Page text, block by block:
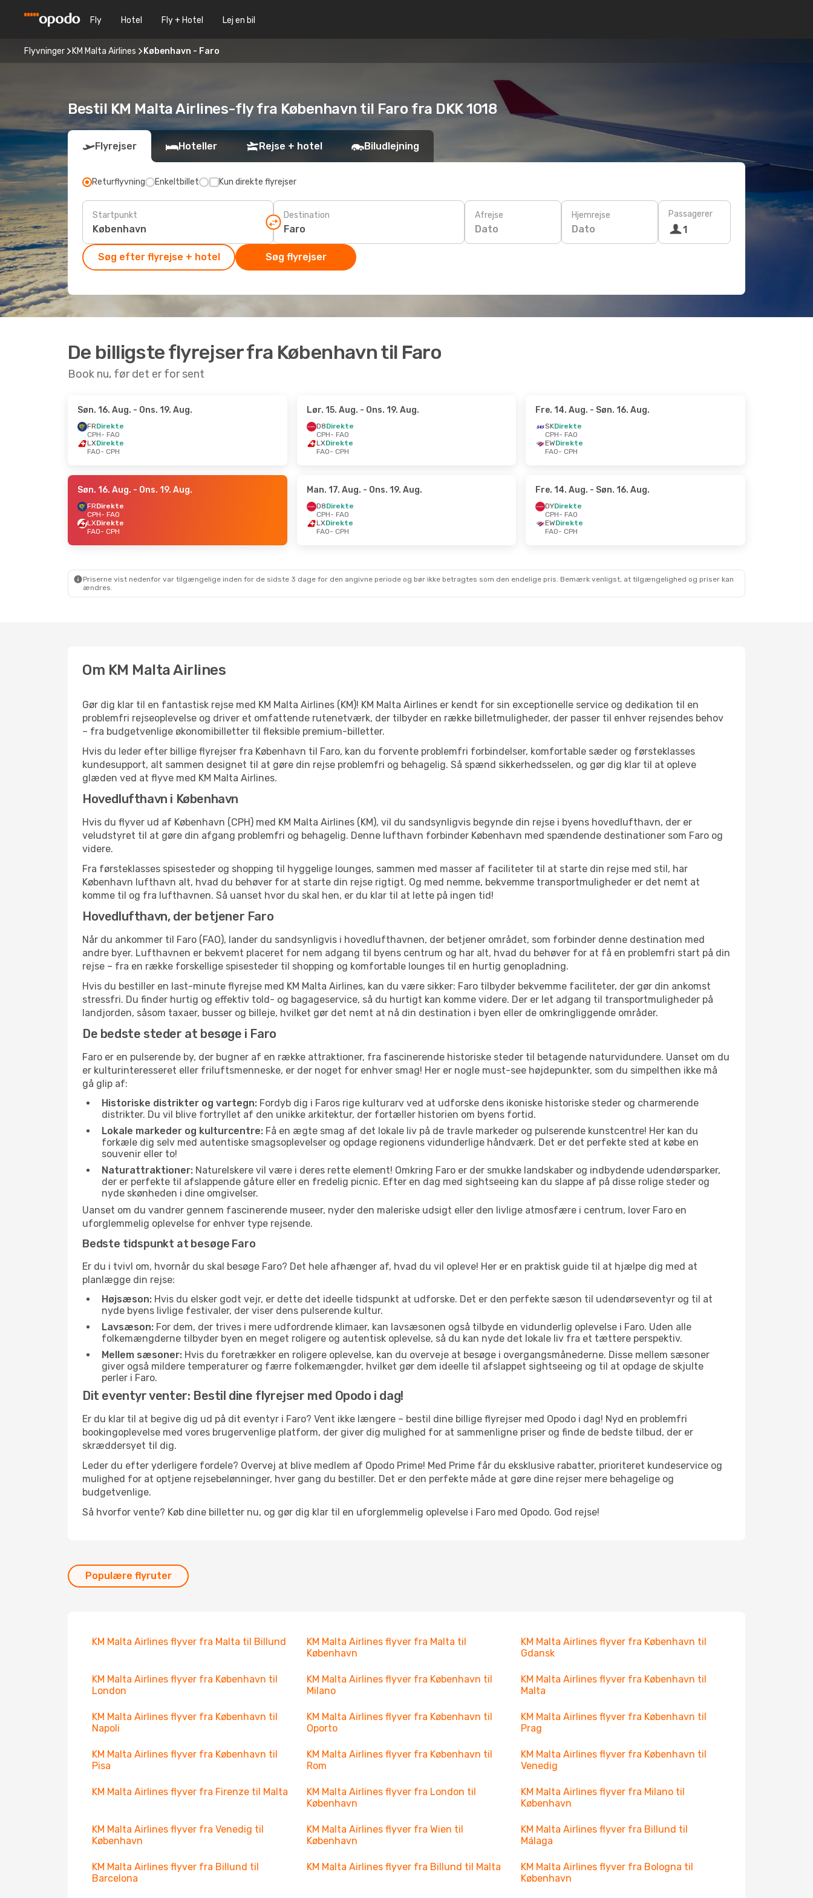
Fly Hotel Fly + Hotel Lej en bil
Flyvninger KM Malta Airlines København - Faro
Bestil KM Malta Airlines-fly fra København til Faro fra DKK 1018
Flyrejser Hoteller Rejse + hotel Biludlejning
Returflyvning Enkeltbillet Kun direkte flyrejser
Startpunkt Destination Afrejse
Dato
Hjemrejse
Dato
Passagerer
1
Søg efter flyrejse + hotel Søg flyrejser
De billigste flyrejser fra København til Faro
Book nu, før det er for sent
Søn. 16. Aug. - Ons. 19. Aug.
FRDirekte
CPH- FAO
LXDirekte
FAO- CPH
Lør. 15. Aug. - Ons. 19. Aug.
D8Direkte
CPH- FAO
LXDirekte
FAO- CPH
Fre. 14. Aug. - Søn. 16. Aug.
SKDirekte
CPH- FAO
EWDirekte
FAO- CPH
Søn. 16. Aug. - Ons. 19. Aug.
FRDirekte
CPH- FAO
LXDirekte
FAO- CPH
Man. 17. Aug. - Ons. 19. Aug.
D8Direkte
CPH- FAO
LXDirekte
FAO- CPH
Fre. 14. Aug. - Søn. 16. Aug.
DYDirekte
CPH- FAO
EWDirekte
FAO- CPH
Priserne vist nedenfor var tilgængelige inden for de sidste 3 dage for den angivne periode og bør ikke betragtes som den endelige pris. Bemærk venligst, at tilgængelighed og priser kan
ændres.
Om KM Malta Airlines
Gør dig klar til en fantastisk rejse med KM Malta Airlines (KM)! KM Malta Airlines er kendt for sin exceptionelle service og dedikation til en
problemfri rejseoplevelse og driver et omfattende rutenetværk, der tilbyder en række billetmuligheder, der passer til enhver rejsendes behov
– fra budgetvenlige økonomibilletter til fleksible premium-billetter.
Hvis du leder efter billige flyrejser fra København til Faro, kan du forvente problemfri forbindelser, komfortable sæder og førsteklasses
kundesupport, alt sammen designet til at gøre din rejse problemfri og behagelig. Så spænd sikkerhedsselen, og gør dig klar til at opleve
glæden ved at flyve med KM Malta Airlines.
Hovedlufthavn i København
Hvis du flyver ud af København (CPH) med KM Malta Airlines (KM), vil du sandsynligvis begynde din rejse i byens hovedlufthavn, der er
veludstyret til at gøre din afgang problemfri og behagelig. Denne lufthavn forbinder København med spændende destinationer som Faro og
videre.
Fra førsteklasses spisesteder og shopping til hyggelige lounges, sammen med masser af faciliteter til at starte din rejse med stil, har
København lufthavn alt, hvad du behøver for at starte din rejse rigtigt. Og med nemme, bekvemme transportmuligheder er det nemt at
komme til og fra lufthavnen. Så uanset hvor du skal hen, er du klar til at lette på ingen tid!
Hovedlufthavn, der betjener Faro
Når du ankommer til Faro (FAO), lander du sandsynligvis i hovedlufthavnen, der betjener området, som forbinder denne destination med
andre byer. Lufthavnen er bekvemt placeret for nem adgang til byens centrum og har alt, hvad du behøver for at få en problemfri start på din
rejse – fra en række forskellige spisesteder til shopping og komfortable lounges til en hurtig genopladning.
Hvis du bestiller en last-minute flyrejse med KM Malta Airlines, kan du være sikker: Faro tilbyder bekvemme faciliteter, der gør din ankomst
stressfri. Du finder hurtig og effektiv told- og bagageservice, så du hurtigt kan komme videre. Der er let adgang til transportmuligheder på
landjorden, såsom taxaer, busser og billeje, hvilket gør det nemt at nå din destination i byen eller de omkringliggende områder.
De bedste steder at besøge i Faro
Faro er en pulserende by, der bugner af en række attraktioner, fra fascinerende historiske steder til betagende naturvidundere. Uanset om du
er kulturinteresseret eller friluftsmenneske, er der noget for enhver smag! Her er nogle must-see højdepunkter, som du simpelthen ikke må
gå glip af:
Historiske distrikter og vartegn: Fordyb dig i Faros rige kulturarv ved at udforske dens ikoniske historiske steder og charmerende
distrikter. Du vil blive fortryllet af den unikke arkitektur, der fortæller historien om byens fortid.
Lokale markeder og kulturcentre: Få en ægte smag af det lokale liv på de travle markeder og pulserende kunstcentre! Her kan du
forkæle dig selv med autentiske smagsoplevelser og opdage regionens vidunderlige håndværk. Det er det perfekte sted at købe en
souvenir eller to!
Naturattraktioner: Naturelskere vil være i deres rette element! Omkring Faro er der smukke landskaber og indbydende udendørsparker,
der er perfekte til afslappende gåture eller en fredelig picnic. Efter en dag med sightseeing kan du slappe af på disse rolige steder og
nyde skønheden i dine omgivelser.
Uanset om du vandrer gennem fascinerende museer, nyder den maleriske udsigt eller den livlige atmosfære i centrum, lover Faro en
uforglemmelig oplevelse for enhver type rejsende.
Bedste tidspunkt at besøge Faro
Er du i tvivl om, hvornår du skal besøge Faro? Det hele afhænger af, hvad du vil opleve! Her er en praktisk guide til at hjælpe dig med at
planlægge din rejse:
Højsæson: Hvis du elsker godt vejr, er dette det ideelle tidspunkt at udforske. Det er den perfekte sæson til udendørseventyr og til at
nyde byens livlige festivaler, der viser dens pulserende kultur.
Lavsæson: For dem, der trives i mere udfordrende klimaer, kan lavsæsonen også tilbyde en vidunderlig oplevelse i Faro. Uden alle
folkemængderne tilbyder byen en meget roligere og autentisk oplevelse, så du kan nyde det lokale liv fra et tættere perspektiv.
Mellem sæsoner: Hvis du foretrækker en roligere oplevelse, kan du overveje at besøge i overgangsmånederne. Disse mellem sæsoner
giver også mildere temperaturer og færre folkemængder, hvilket gør dem ideelle til afslappet sightseeing og til at opdage de skjulte
perler i Faro.
Dit eventyr venter: Bestil dine flyrejser med Opodo i dag!
Er du klar til at begive dig ud på dit eventyr i Faro? Vent ikke længere – bestil dine billige flyrejser med Opodo i dag! Nyd en problemfri
bookingoplevelse med vores brugervenlige platform, der giver dig mulighed for at sammenligne priser og finde de bedste tilbud, der er
skræddersyet til dig.
Leder du efter yderligere fordele? Overvej at blive medlem af Opodo Prime! Med Prime får du eksklusive rabatter, prioriteret kundeservice og
mulighed for at optjene rejsebelønninger, hver gang du bestiller. Det er den perfekte måde at gøre dine rejser mere behagelige og
budgetvenlige.
Så hvorfor vente? Køb dine billetter nu, og gør dig klar til en uforglemmelig oplevelse i Faro med Opodo. God rejse!
Populære flyruter
KM Malta Airlines flyver fra Malta til Billund
KM Malta Airlines flyver fra Malta til
København
KM Malta Airlines flyver fra København til
Gdansk
KM Malta Airlines flyver fra København til
London
KM Malta Airlines flyver fra København til
Milano
KM Malta Airlines flyver fra København til
Malta
KM Malta Airlines flyver fra København til
Napoli
KM Malta Airlines flyver fra København til
Oporto
KM Malta Airlines flyver fra København til
Prag
KM Malta Airlines flyver fra København til
Pisa
KM Malta Airlines flyver fra København til
Rom
KM Malta Airlines flyver fra København til
Venedig
KM Malta Airlines flyver fra Firenze til Malta
KM Malta Airlines flyver fra London til
København
KM Malta Airlines flyver fra Milano til
København
KM Malta Airlines flyver fra Venedig til
København
KM Malta Airlines flyver fra Wien til
København
KM Malta Airlines flyver fra Billund til
Málaga
KM Malta Airlines flyver fra Billund til
Barcelona
KM Malta Airlines flyver fra Billund til Malta
KM Malta Airlines flyver fra Bologna til
København